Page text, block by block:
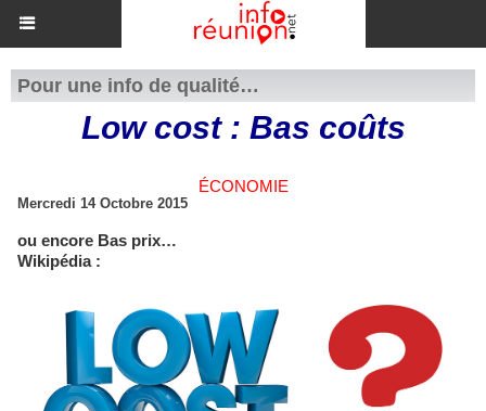
Pour une info de qualité…
Low cost : Bas coûts
ÉCONOMIE
Mercredi 14 Octobre 2015
ou encore Bas prix…
Wikipédia :